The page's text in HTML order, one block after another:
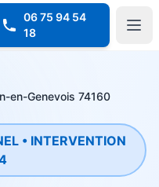
06 75 94 54
18
en-Genevois 74160
• INTERVENTION